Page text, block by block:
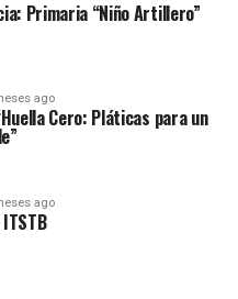
Primaria “Niño Artillero”
ago
Cero: Pláticas para un
ago